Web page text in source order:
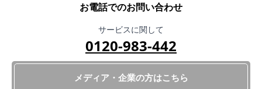
お電話でのお問い合わせ
サービスに関して
0120-983-442
メディア・企業の方はこちら